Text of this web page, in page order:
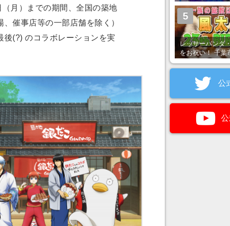
月）までの期間、全国の築地
催事店等の一部店舗を除く）
後(?) のコラボレーションを実
レンチン・レシ
レッサーパンダ
をお祝い！ 千葉
5
公